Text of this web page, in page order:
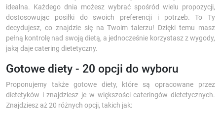
idealna. Każdego dnia możesz wybrać spośród wielu propozycji,
dostosowując posiłki do swoich preferencji i potrzeb. To Ty
decydujesz, co znajdzie się na Twoim talerzu! Dzięki temu masz
pełną kontrolę nad swoją dietą, a jednocześnie korzystasz z wygody,
jaką daje catering dietetyczny.
Gotowe diety - 20 opcji do wyboru
Proponujemy także gotowe diety, które są opracowane przez
dietetyków i znajdziesz je w większości cateringów dietetycznych.
Znajdziesz aż 20 różnych opcji, takich jak: